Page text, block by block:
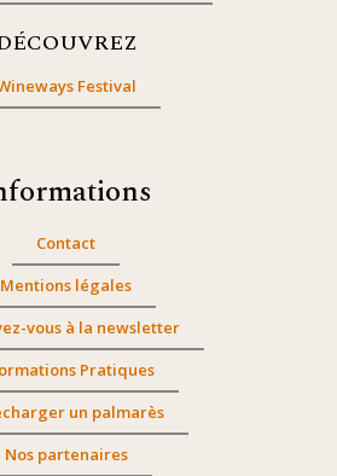
Festival
Contact
Mentions légales
vous à la newsletter
Pratiques
un palmarès
Nos partenaires